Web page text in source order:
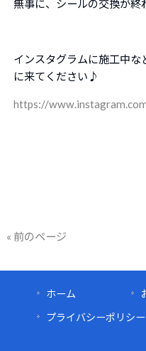
無事に、シールの交換が終
インスタグラムに施工中
に来てください♪
https://
« 前のページ
ホーム
プライバシーポリシー